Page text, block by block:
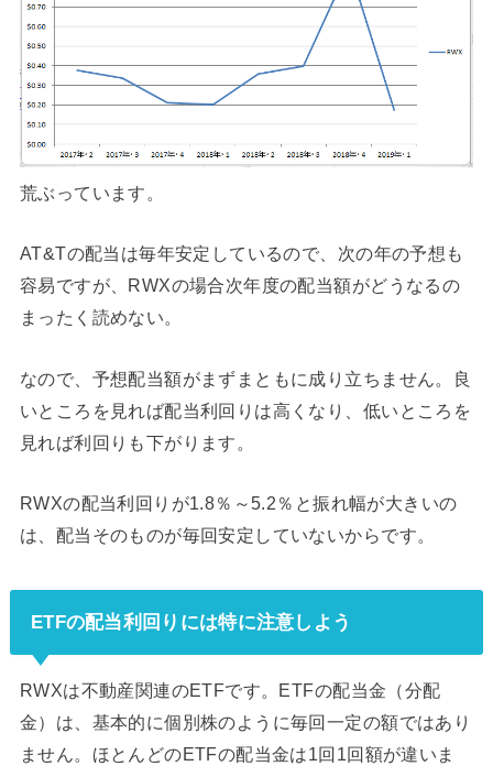
荒ぶっています。
AT&Tの配当は毎年安定しているので、次の年の予想も
容易ですが、RWXの場合次年度の配当額がどうなるの
まったく読めない。
なので、予想配当額がまずまともに成り立ちません。良
いところを見れば配当利回りは高くなり、低いところを
見れば利回りも下がります。
RWXの配当利回りが1.8％～5.2％と振れ幅が大きいの
は、配当そのものが毎回安定していないからです。
ETFの配当利回りには特に注意しよう
RWXは不動産関連のETFです。ETFの配当金（分配
金）は、基本的に個別株のように毎回一定の額ではあり
ません。ほとんどのETFの配当金は1回1回額が違いま